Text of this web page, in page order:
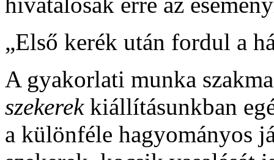
„Első kerék után fordul a
A gyakorlati munka
szekerekkiállításunkban
a különféle hagyományos